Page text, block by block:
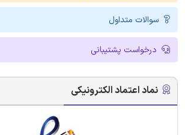
سوالات متداول
درخواست پشتیبانی
نماد اعتماد الکترونیکی